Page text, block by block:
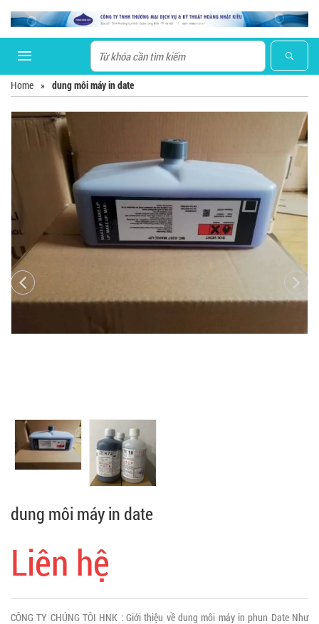
Home » dung môi máy in date
dung môi máy in date
Liên hệ
CÔNG TY CHÚNG TÔI HNK : Giới thiệu về dung môi máy in phun Date Như